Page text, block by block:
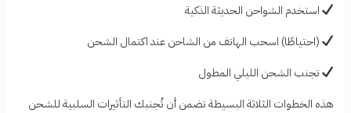
استخدم الشواحن الحديثةالذكية
(احتياطًا)اسحب الهاتف من الشاحن عنداكتمال الشحن
تجنب الشحن الليلي المطول
هذه الخطوات الثلاثة البسيطة تضمن أن تُجنبك التأثيرات السلبية للشحن